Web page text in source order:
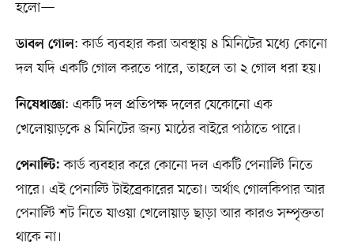
হলো—
ডাবল গোল: কার্ড ব্যবহার করা অবস্থায় ৪ মিনিটের মধ্যে কোনো
দল যদি একটি গোল করতে পারে, তাহলে তা ২ গোল ধরা হয়।
নিষেধাজ্ঞা: একটি দল প্রতিপক্ষ দলের যেকোনো এক
খেলোয়াড়কে ৪ মিনিটের জন্য মাঠের বাইরে পাঠাতে পারে।
পেনাল্টি: কার্ড ব্যবহার করে কোনো দল একটি পেনাল্টি নিতে
পারে। এই পেনাল্টি টাইব্রেকারের মতো। অর্থাৎ গোলকিপার আর
পেনাল্টি শট নিতে যাওয়া খেলোয়াড় ছাড়া আর কারও সম্পৃক্ততা
থাকে না।